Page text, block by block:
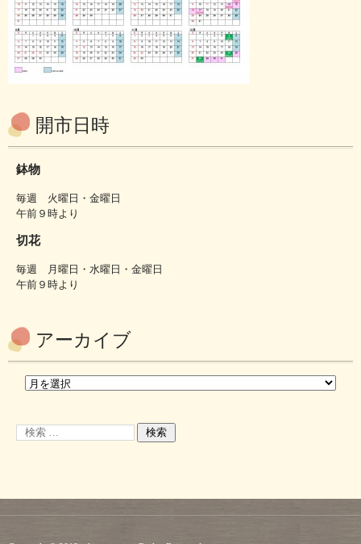
開市日時
鉢物
毎週 火曜日・金曜日
午前９時より
切花
毎週 月曜日・水曜日・金曜日
午前９時より
アーカイブ